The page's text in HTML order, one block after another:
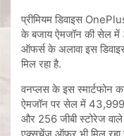
प्रीमियम डिवाइस
के बजाय ऐमजॉन की सेल में
ऑफर्स के अलावा इस
मिल रहा है.
वनप्लस के इस स्मार्टफोन
ऐमजॉन पर सेल में 43,999
और 256 जीबी स्टोरेज
एक्सचेंज ऑफर भी मिल रहा